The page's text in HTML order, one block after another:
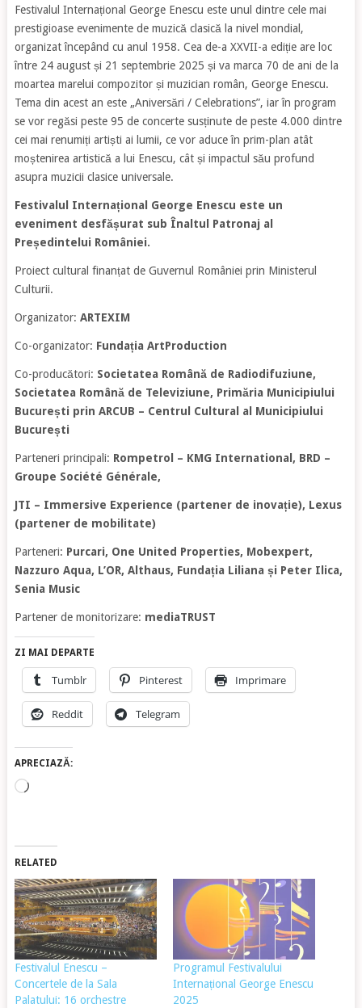
Festivalul Internațional George Enescu este unul dintre cele mai
prestigioase evenimente de muzică clasică la nivel mondial,
organizat începând cu anul 1958. Cea de-a XXVII-a ediție are loc
între 24 august și 21 septembrie 2025 și va marca 70 de ani de la
moartea marelui compozitor și muzician român, George Enescu.
Tema din acest an este „Aniversări / Celebrations”, iar în program
se vor regăsi peste 95 de concerte susținute de peste 4.000 dintre
cei mai renumiți artiști ai lumii, ce vor aduce în prim-plan atât
moștenirea artistică a lui Enescu, cât și impactul său profund
asupra muzicii clasice universale.
Festivalul Internațional George Enescu este un
eveniment desfășurat sub Înaltul Patronaj al
Președintelui României.
Proiect cultural finanțat de Guvernul României prin Ministerul
Culturii.
Organizator: ARTEXIM
Co-organizator: Fundația ArtProduction
Co-producători: Societatea Română de Radiodifuziune,
Societatea Română de Televiziune, Primăria Municipiului
București prin ARCUB – Centrul Cultural al Municipiului
București
Parteneri principali: Rompetrol – KMG International, BRD –
Groupe Société Générale,
JTI – Immersive Experience (partener de inovație), Lexus
(partener de mobilitate)
Parteneri: Purcari, One United Properties, Mobexpert,
Nazzuro Aqua, L’OR, Althaus, Fundația Liliana și Peter Ilica,
Senia Music
Partener de monitorizare: mediaTRUST
ZI MAI DEPARTE
Tumblr Pinterest Imprimare
Reddit Telegram
APRECIAZĂ:
Încarc...
RELATED
Festivalul Enescu –
Concertele de la Sala
Palatului: 16 orchestre
Programul Festivalului
Internațional George Enescu
2025